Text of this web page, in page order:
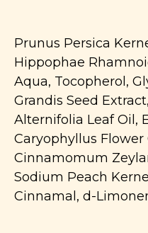
Prunus Persica
Hippophae
Aqua, Tocopherol,
Grandis Seed
Alternifolia Leaf Oil,
Caryophyllus Flower
Cinnamomum
Sodium Peach
Cinnamal, d-